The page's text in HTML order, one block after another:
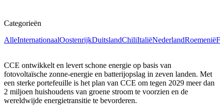
Categorieën
AlleInternationaalOostenrijkDuitslandChiliItaliëNederlandRoemenië
CCE ontwikkelt en levert schone energie op basis van
fotovoltaïsche zonne-energie en batterijopslag in zeven landen. Met
een sterke portefeuille is het plan van CCE om tegen 2029 meer dan
2 miljoen huishoudens van groene stroom te voorzien en de
wereldwijde energietransitie te bevorderen.